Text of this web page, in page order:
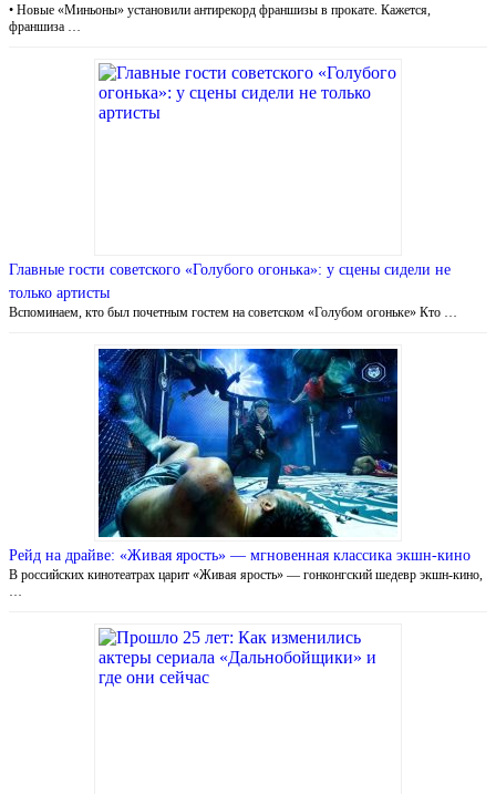
• Новые «Миньоны» установили антирекорд франшизы в прокате. Кажется,
франшиза …
Главные гости советского «Голубого огонька»: у сцены сидели не
только артисты
Вспоминаем, кто был почетным гостем на советском «Голубом огоньке» Кто …
Рейд на драйве: «Живая ярость» — мгновенная классика экшн-кино
В российских кинотеатрах царит «Живая ярость» — гонконгский шедевр экшн-кино,